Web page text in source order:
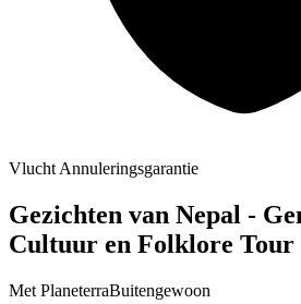
Vlucht Annuleringsgarantie
Gezichten van Nepal -
Cultuur en Folklore Tour
Met PlaneterraBuitengewoon